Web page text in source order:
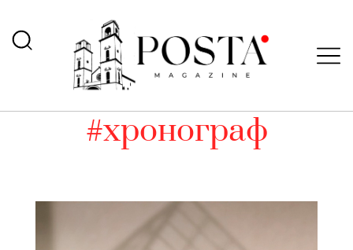
#хронограф